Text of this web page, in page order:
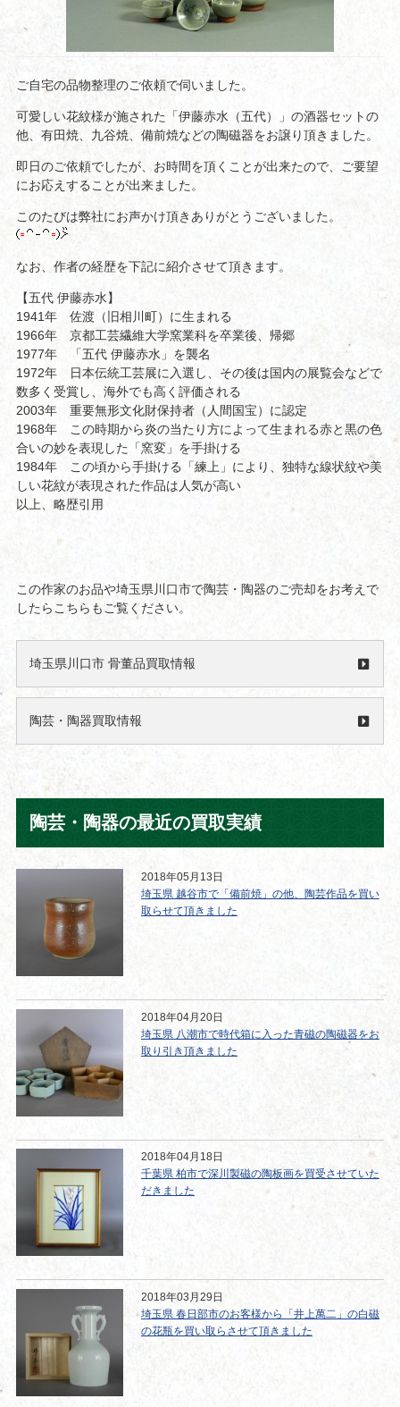
ご自宅の品物整理のご依頼で伺いました。
可愛しい花紋様が施された「伊藤赤水（五代）」の酒器セットの
他、有田焼、九谷焼、備前焼などの陶磁器をお譲り頂きました。
即日のご依頼でしたが、お時間を頂くことが出来たので、ご要望
にお応えすることが出来ました。
このたびは弊社にお声かけ頂きありがとうございました。
なお、作者の経歴を下記に紹介させて頂きます。
【五代 伊藤赤水】
1941年 佐渡（旧相川町）に生まれる
1966年 京都工芸繊維大学窯業科を卒業後、帰郷
1977年 「五代 伊藤赤水」を襲名
1972年 日本伝統工芸展に入選し、その後は国内の展覧会などで
数多く受賞し、海外でも高く評価される
2003年 重要無形文化財保持者（人間国宝）に認定
1968年 この時期から炎の当たり方によって生まれる赤と黒の色
合いの妙を表現した「窯変」を手掛ける
1984年 この頃から手掛ける「練上」により、独特な線状紋や美
しい花紋が表現された作品は人気が高い
以上、略歴引用
この作家のお品や埼玉県川口市で陶芸・陶器のご売却をお考えで
したらこちらもご覧ください。
埼玉県川口市 骨董品買取情報
陶芸・陶器買取情報
陶芸・陶器の最近の買取実績
2018年05月13日
埼玉県 越谷市で「備前焼」の他、陶芸作品を買い
取らせて頂きました
2018年04月20日
埼玉県 八潮市で時代箱に入った青磁の陶磁器をお
取り引き頂きました
2018年04月18日
千葉県 柏市で深川製磁の陶板画を買受させていた
だきました
2018年03月29日
埼玉県 春日部市のお客様から「井上萬二」の白磁
の花瓶を買い取らさせて頂きました